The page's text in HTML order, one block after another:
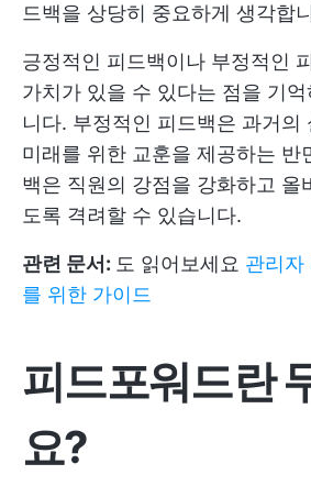
드백을 상당히 중요하게 생각합
긍정적인 피드백이나 부정적인
가치가 있을 수 있다는 점을 기
니다. 부정적인 피드백은 과거의
미래를 위한 교훈을 제공하는 반
백은 직원의 강점을 강화하고 올
도록 격려할 수 있습니다.
관련 문서: 도 읽어보세요 관리자
를 위한 가이드
피드포워드란
요?